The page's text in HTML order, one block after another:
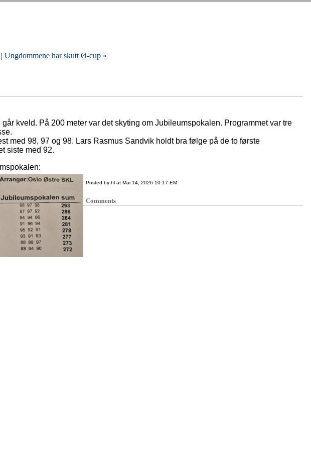
| Ungdommene har skutt Ø-cup »
kveld. På 200 meter var det skyting om Jubileumspokalen. Programmet var tre
med 98, 97 og 98. Lars Rasmus Sandvik holdt bra følge på de to første
siste med 92.
Posted by hl at Mai 14, 2026 10:17 EM
Comments